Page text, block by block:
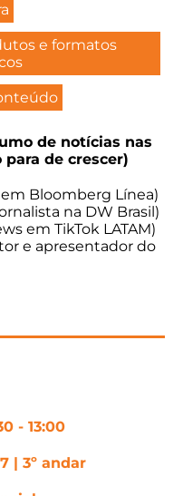
e formatos
de notícias nas
para de crescer)
em Bloomberg Línea)
na DW Brasil)
em TikTok LATAM)
e apresentador do
- 13:00
| 3º andar